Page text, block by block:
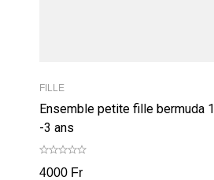
FILLE
Ensemble petite fille bermuda 1
-3 ans
4000 Fr